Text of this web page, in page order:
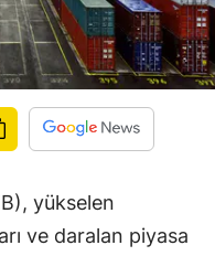
yükselen
ve daralan piyasa